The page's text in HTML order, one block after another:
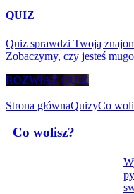
QUIZ
Quiz sprawdzi Twoją
Zobaczymy, czy jesteś
ROZWIĄŻ QUIZ
Strona głównaQuizyCo
Co wolisz?